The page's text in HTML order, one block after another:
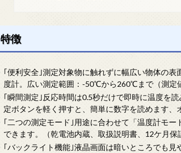
特徴
｢便利安全｣測定対象物に触れずに幅広い物体の
度計。広い測定範囲：-50℃から260℃まで（測定
｢瞬間測定｣反応時間は0.5秒だけで即時に温度を
定ボタンを軽く押すと、簡単に数字を読めます、
｢二つの測定モード｣用途に合わせて「温度計モ
できます。（乾電池内蔵、取扱説明書、12ケ月保
｢バックライト機能｣液晶画面は暗いところでも